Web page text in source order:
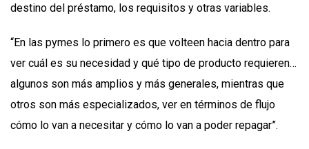
destino del préstamo, los requisitos y otras variables.
“En las pymes lo primero es que volteen hacia dentro para
ver cuál es su necesidad y qué tipo de producto requieren…
algunos son más amplios y más generales, mientras que
otros son más especializados, ver en términos de flujo
cómo lo van a necesitar y cómo lo van a poder repagar”.